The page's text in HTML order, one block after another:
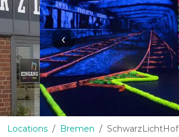
‹
Locations Bremen SchwarzLichtHof